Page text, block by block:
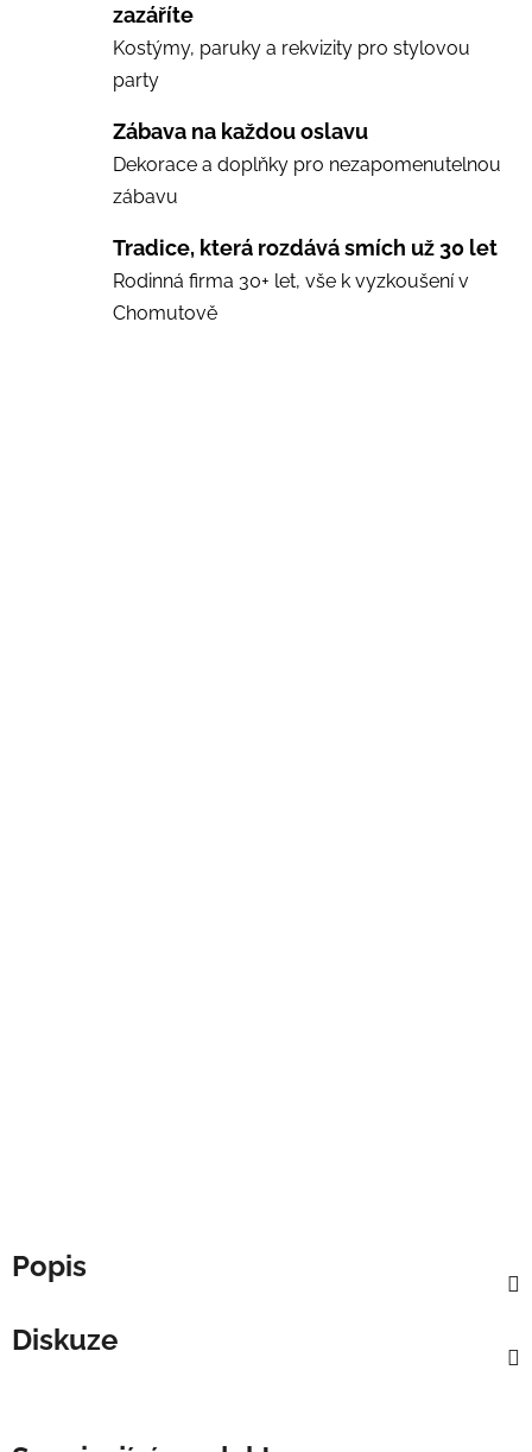
zazáříte
Kostýmy, paruky a rekvizity pro stylovou
party
Zábava na každou oslavu
Dekorace a doplňky pro nezapomenutelnou
zábavu
Tradice, která rozdává smích už 30 let
Rodinná firma 30+ let, vše k vyzkoušení v
Chomutově
Popis
Diskuze